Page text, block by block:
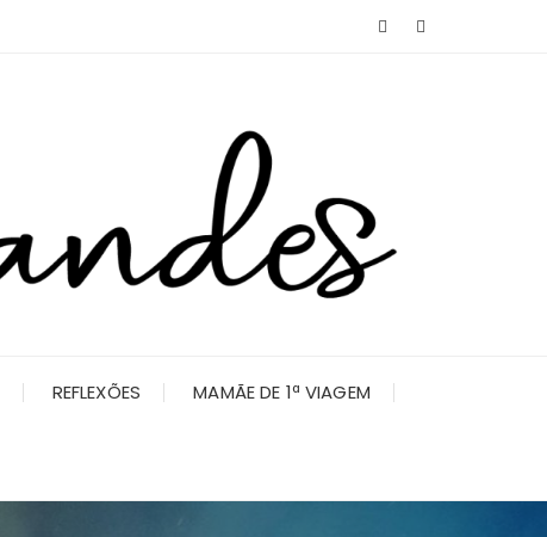
REFLEXÕES MAMÃE DE 1ª VIAGEM